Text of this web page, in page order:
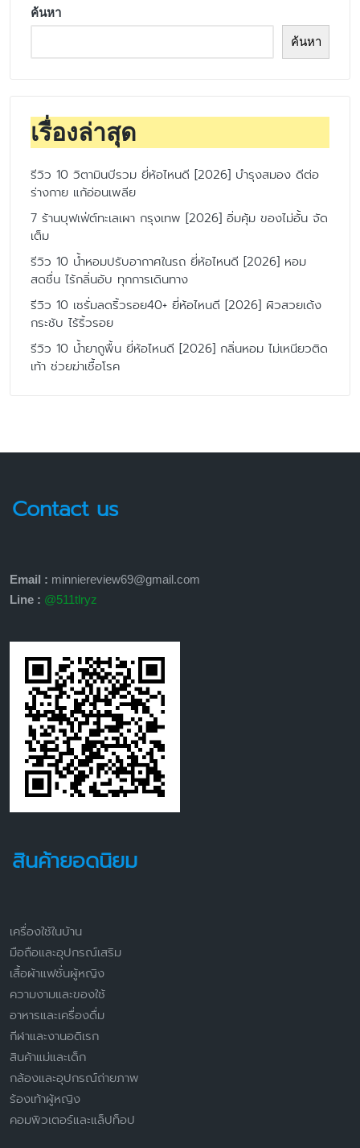
ค้นหา
ค้นหา
เรื่องล่าสุด
รีวิว 10 วิตามินบีรวม ยี่ห้อไหนดี [2026] บำรุงสมอง ดีต่อ
ร่างกาย แก้อ่อนเพลีย
7 ร้านบุฟเฟ่ต์ทะเลเผา กรุงเทพ [2026] อิ่มคุ้ม ของไม่อั้น จัด
เต็ม
รีวิว 10 น้ำหอมปรับอากาศในรถ ยี่ห้อไหนดี [2026] หอม
สดชื่น ไร้กลิ่นอับ ทุกการเดินทาง
รีวิว 10 เซรั่มลดริ้วรอย40+ ยี่ห้อไหนดี [2026] ผิวสวยเด้ง
กระชับ ไร้ริ้วรอย
รีวิว 10 น้ำยาถูพื้น ยี่ห้อไหนดี [2026] กลิ่นหอม ไม่เหนียวติด
เท้า ช่วยฆ่าเชื้อโรค
Contact us
Email : minniereview69@gmail.com
Line : @511tlryz
สินค้ายอดนิยม
เครื่องใช้ในบ้าน
มือถือและอุปกรณ์เสริม
เสื้อผ้าแฟชั่นผู้หญิง
ความงามและของใช้
อาหารและเครื่องดื่ม
กีฬาและงานอดิเรก
สินค้าแม่และเด็ก
กล้องและอุปกรณ์ถ่ายภาพ
ร้องเท้าผู้หญิง
คอมพิวเตอร์และแล็ปท็อป